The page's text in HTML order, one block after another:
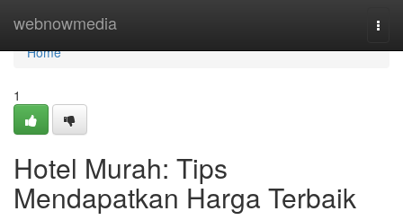
webnowmedia
Home
Home
1
Hotel Murah: Tips
Mendapatkan Harga Terbaik